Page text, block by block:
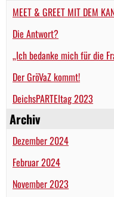
MEET & GREET MIT DEM
Die Antwort?
„Ich bedanke mich für die
Der GröVaZ kommt!
DeichsPARTEItag 2023
Archiv
Dezember 2024
Februar 2024
November 2023